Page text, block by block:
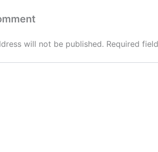
will not be published. Required